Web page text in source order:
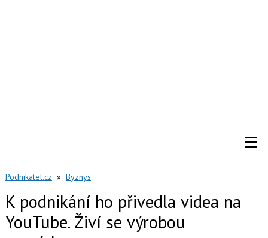
Podnikatel.cz » Byznys
K podnikání ho přivedla videa na
YouTube. Živí se výrobou